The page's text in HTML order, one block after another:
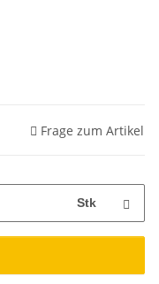
Frage zum Artikel
Stk